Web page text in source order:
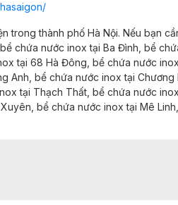
trong thành phố Hà Nội. Nếu bạn
bể chứa nước inox tại Ba Đình, bể
tại 68 Hà Đông, bể chứa nước
Anh, bể chứa nước inox tại Chương
tại Thạch Thất, bể chứa nước
bể chứa nước inox tại Mê Linh,